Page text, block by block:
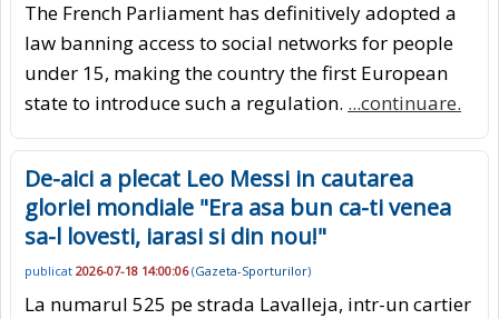
The French Parliament has definitively adopted a
law banning access to social networks for people
under 15, making the country the first European
state to introduce such a regulation. ...continuare.
De-aici a plecat Leo Messi in cautarea
gloriei mondiale "Era asa bun ca-ti venea
sa-l lovesti, iarasi si din nou!"
publicat 2026-07-18 14:00:06(Gazeta-Sporturilor)
La numarul 525 pe strada Lavalleja, intr-un cartier